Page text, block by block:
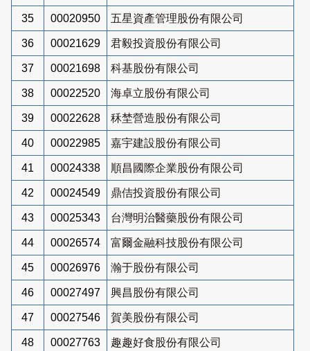
35 00020950 五星資產管理股份有限公司
36 00021629 君毅投資股份有限公司
37 00021698 科基股份有限公司
38 00022520 海卓立股份有限公司
39 00022628 秝埜營造股份有限公司
40 00022985 嘉宇建設股份有限公司
41 00024338 順昌國際企業股份有限公司
42 00024549 鼎佶投資股份有限公司
43 00025343 台灣明治醫藥股份有限公司
44 00026574 富爾金融科技股份有限公司
45 00026976 瀚于股份有限公司
46 00027497 興昌股份有限公司
47 00027546 賀美股份有限公司
48 00027763 趣趣好食股份有限公司